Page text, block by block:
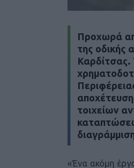
Προχωρά
της οδικής
Καρδίτσας.
τοιχείων
«Ένα ακόμη